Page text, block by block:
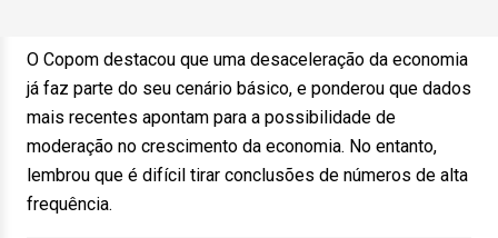
O Copom destacou que uma desaceleração da economia
já faz parte do seu cenário básico, e ponderou que dados
mais recentes apontam para a possibilidade de
moderação no crescimento da economia. No entanto,
lembrou que é difícil tirar conclusões de números de alta
frequência.